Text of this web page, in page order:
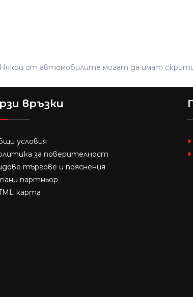
от автомобилите могат да имат скрити
връзки
условия
за поверителност
търгове и пояснения
партньор
карта